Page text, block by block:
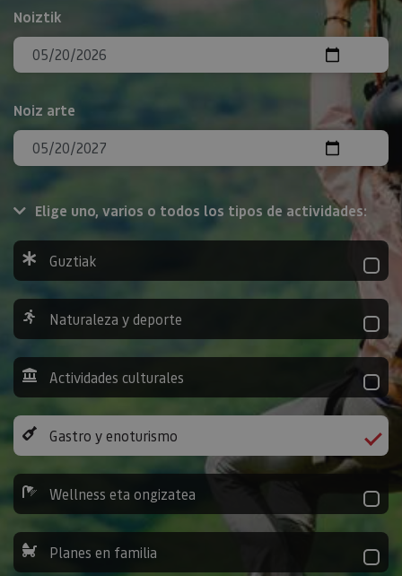
Noiztik
Noiz arte
Elige uno, varios o todos los tipos de actividades:
Guztiak
Naturaleza y deporte
Actividades culturales
Gastro y enoturismo
Wellness eta ongizatea
Planes en familia